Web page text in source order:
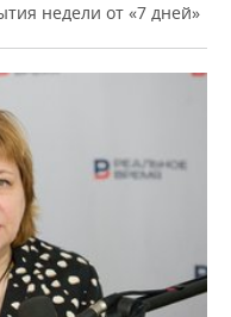
недели от «7 дней»